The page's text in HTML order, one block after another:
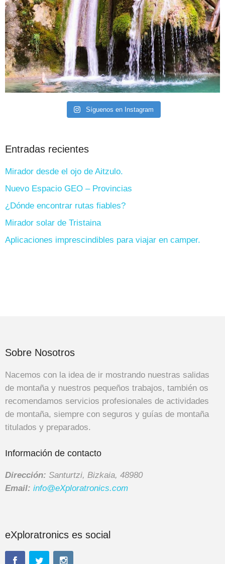
Síguenos en Instagram
Entradas recientes
Mirador desde el ojo de Aitzulo.
Nuevo Espacio GEO – Provincias
¿Dónde encontrar rutas fiables?
Mirador solar de Tristaina
Aplicaciones imprescindibles para viajar en camper.
Sobre Nosotros
Nacemos con la idea de ir mostrando nuestras salidas
de montaña y nuestros pequeños trabajos, también os
recomendamos servicios profesionales de actividades
de montaña, siempre con seguros y guías de montaña
titulados y preparados.
Información de contacto
Dirección: Santurtzi, Bizkaia, 48980
Email: info@eXploratronics.com
eXploratronics es social